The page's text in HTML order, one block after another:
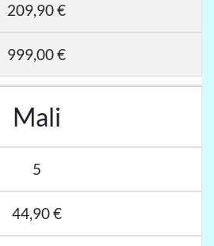
209,90 €
999,00 €
Mali
5
44,90 €